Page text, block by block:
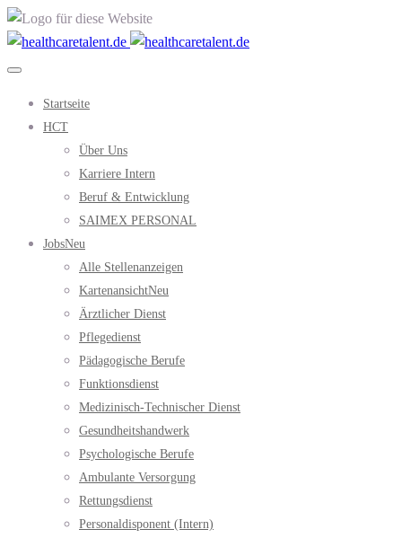
Startseite
HCT
Über Uns
Karriere Intern
Beruf & Entwicklung
SAIMEX PERSONAL
JobsNeu
Alle Stellenanzeigen
KartenansichtNeu
Ärztlicher Dienst
Pflegedienst
Pädagogische Berufe
Funktionsdienst
Medizinisch-Technischer Dienst
Gesundheitshandwerk
Psychologische Berufe
Ambulante Versorgung
Rettungsdienst
Personaldisponent (Intern)